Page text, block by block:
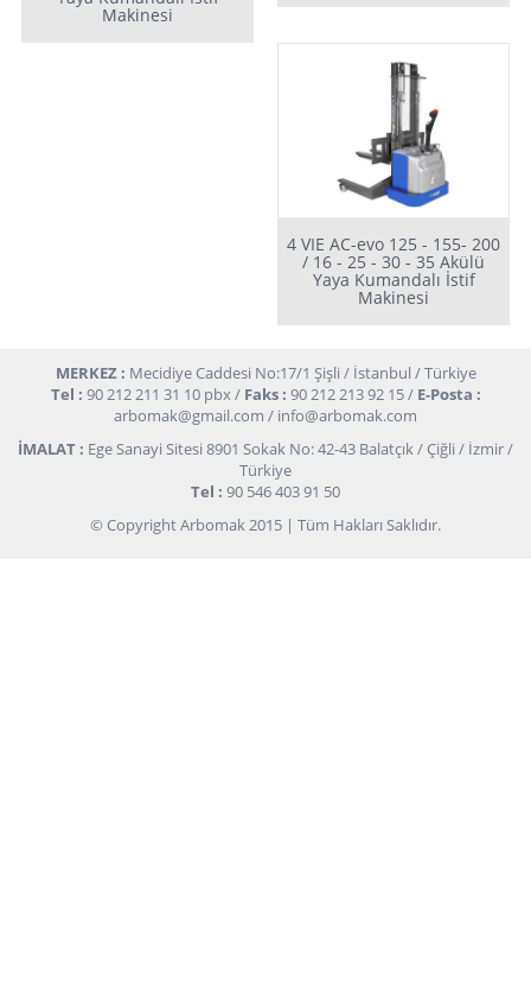
Makinesi
4 VIE AC-evo 125 - 155- 200
/ 16 - 25 - 30 - 35 Akülü
Yaya Kumandalı İstif
Makinesi
MERKEZ : Mecidiye Caddesi No:17/1 Şişli / İstanbul / Türkiye
Tel : 90 212 211 31 10 pbx / Faks : 90 212 213 92 15 / E-Posta :
arbomak@gmail.com / info@arbomak.com
İMALAT : Ege Sanayi Sitesi 8901 Sokak No: 42-43 Balatçık / Çiğli / İzmir /
Türkiye
Tel : 90 546 403 91 50
© Copyright Arbomak 2015 | Tüm Hakları Saklıdır.